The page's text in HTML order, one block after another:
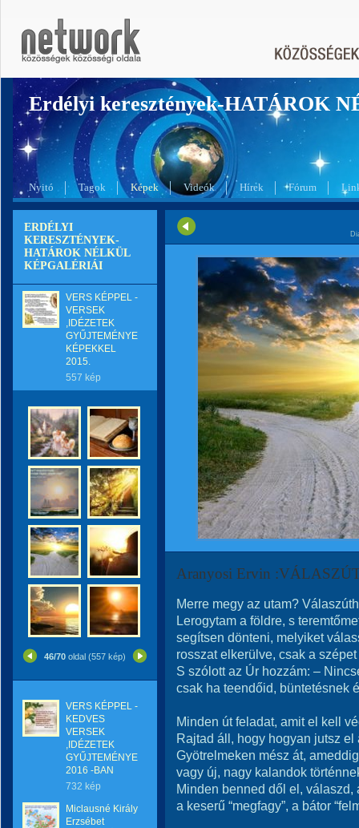
Erdélyi keresztények-HATÁROK
Nyitó Tagok Képek Videók Hírek Fórum
ERDÉLYI
KERESZTÉNYEK-
HATÁROK NÉLKÜL
KÉPGALÉRIÁI
VERS KÉPPEL -
VERSEK
,IDÉZETEK
GYŰJTEMÉNYE
KÉPEKKEL
2015.
557 kép
46/70 oldal (557 kép)
VERS KÉPPEL -
KEDVES
VERSEK
,IDÉZETEK
GYŰJTEMÉNYE
2016 -BAN
732 kép
Miclausné Király
Erzsébet
Aranyosi Ervin
Merre megy az utam?
Lerogytam a földre, s
segítsen dönteni, melyiket
rosszat elkerülve, csak a
S szólott az Úr hozzám: –
csak ha teendőid, büntetésnek
Minden út feladat, amit el kell
Rajtad áll, hogy hogyan jutsz el
Gyötrelmeken mész át,
vagy új, nagy kalandok
Minden benned dől el, válaszd,
a keserű “megfagy”, a bátor